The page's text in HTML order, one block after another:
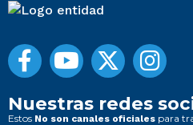
Nuestras redes
Estos No son canales oficiales para